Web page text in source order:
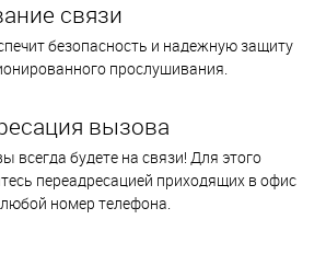
связи
безопасность и надежную защиту
прослушивания.
вызова
всегда будете на связи! Для этого
переадресацией приходящих в офис
номер телефона.